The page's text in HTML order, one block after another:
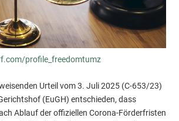
profile_freedomtumz
Urteil vom 3. Juli 2025 (C-653/23)
(EuGH) entschieden, dass
Ablauf der offiziellen Corona-Förderfristen